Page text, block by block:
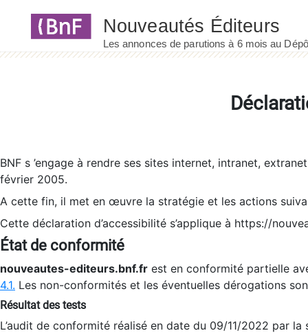
BNF s ’engage à rendre ses sites internet, intranet,
février 2005.
A cette fin, il met en œuvre la stratégie et les actions
Cette déclaration d’accessibilité s’applique à https://
État de conformité
nouveautes-editeurs.bnf.fr est en conformité partielle
4.1. Les non-conformités et les éventuelles dérogations
Résultat des tests
L’audit de conformité réalisé en date du 09/11/2022 par